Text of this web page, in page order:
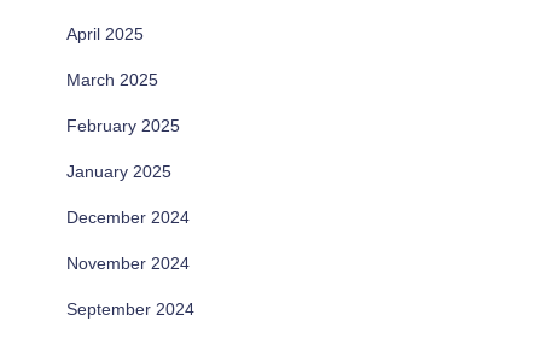
April 2025
March 2025
February 2025
January 2025
December 2024
November 2024
September 2024